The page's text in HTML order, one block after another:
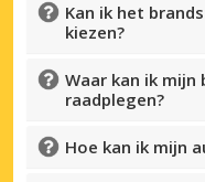
Kan ik het
kiezen?
Waar kan ik mijn
raadplegen?
Hoe kan ik mijn